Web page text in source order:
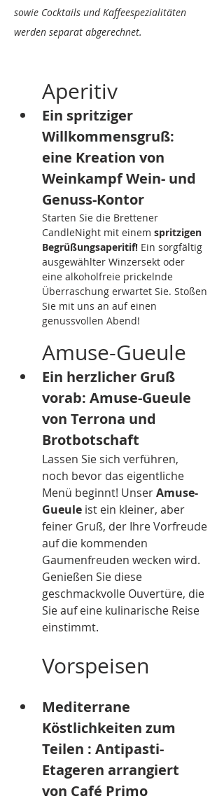
sowie Cocktails und Kaffeespezialitäten
werden separat abgerechnet.
Aperitiv
Ein spritziger
Willkommensgruß:
eine Kreation von
Weinkampf Wein- und
Genuss-Kontor
Starten Sie die Brettener
CandleNight mit einem spritzigen
Begrüßungsaperitif! Ein sorgfältig
ausgewählter Winzersekt oder
eine alkoholfreie prickelnde
Überraschung erwartet Sie. Stoßen
Sie mit uns an auf einen
genussvollen Abend!
Amuse-Gueule
Ein herzlicher Gruß
vorab: Amuse-Gueule
von Terrona und
Brotbotschaft
Lassen Sie sich verführen,
noch bevor das eigentliche
Menü beginnt! Unser Amuse-
Gueule ist ein kleiner, aber
feiner Gruß, der Ihre Vorfreude
auf die kommenden
Gaumenfreuden wecken wird.
Genießen Sie diese
geschmackvolle Ouvertüre, die
Sie auf eine kulinarische Reise
einstimmt.
Vorspeisen
Mediterrane
Köstlichkeiten zum
Teilen : Antipasti-
Etageren arrangiert
von Café Primo